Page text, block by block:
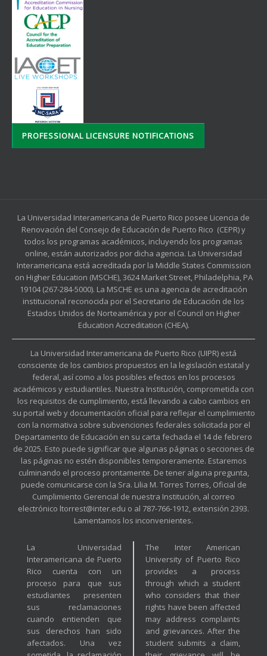
PROFESSIONAL LICENSURE NOTIFICATIONS
La Universidad Interamericana de Puerto Rico posee Licencia de
Renovación del Consejo de Educación de Puerto Rico (CEPR) y
todos los programas académicos, incluyendo los programas
online, están autorizados por dicha agencia. La Universidad
Interamericana está acreditada por la Middle States Commission
on Higher Education (MSCHE), 3624 Market Street, Philadelphia, PA
19104 (267-284-5000). La MSCHE es una agencia de acreditación
institucional reconocida por el Secretario de Educación de los
Estados Unidos de Norteamérica y por el Council on Higher
Education Accreditation (CHEA).
La Universidad Interamericana de Puerto Rico (UIPR) está
consciente de los cambios propuestos en la legislación estatal y
federal, así como a los posibles efectos en los procesos
académicos y estudiantiles. Nuestra Institución, comprometida con
los requisitos de cumplimiento, está llevando a cabo cambios en
su portal web y documentación oficial para reflejar el cumplimiento
con la normativa sobre subvenciones federales solicitada por el
Departamento de Educación en su carta fechada el 14 de febrero
de 2025. Esto puede significar que algunas páginas o secciones de
las páginas no estén disponibles temporeramente. Estaremos
culminando el proceso prontamente. De tener alguna pregunta,
puede comunicarse con la Sra. Lilia M. Torres Torres, Oficial de
Cumplimiento Gerencial de nuestra Institución, al correo
electrónico ltorrest@inter.edu o al 787-766-1912, extensión 2393.
Lamentamos los inconvenientes.
La Universidad
Interamericana de Puerto
Rico cuenta con un
proceso para que sus
estudiantes presenten
sus reclamaciones
cuando entienden que
sus derechos han sido
afectados. Una vez
The Inter American
University of Puerto Rico
provides a process
through which a student
who considers that their
rights have been affected
may address complaints
and grievances. After the
student submits a claim,